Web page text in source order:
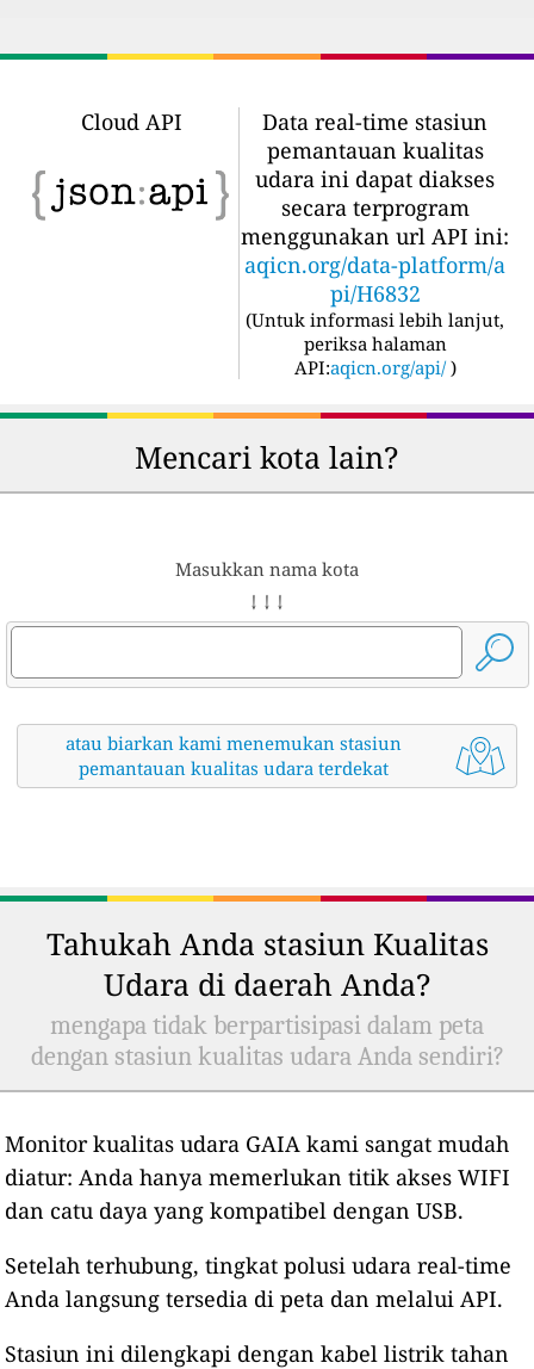
Cloud API
Data real-time stasiun
pemantauan kualitas
udara ini dapat diakses
secara terprogram
menggunakan url API ini:
aqicn.org/data-platform/a
pi/H6832
(Untuk informasi lebih lanjut,
periksa halaman
API:aqicn.org/api/ )
Mencari kota lain?
Masukkan nama kota
↓ ↓ ↓
atau biarkan kami menemukan stasiun
pemantauan kualitas udara terdekat
Tahukah Anda stasiun Kualitas
Udara di daerah Anda?
mengapa tidak berpartisipasi dalam peta
dengan stasiun kualitas udara Anda sendiri?
Monitor kualitas udara GAIA kami sangat mudah
diatur: Anda hanya memerlukan titik akses WIFI
dan catu daya yang kompatibel dengan USB.
Setelah terhubung, tingkat polusi udara real-time
Anda langsung tersedia di peta dan melalui API.
Stasiun ini dilengkapi dengan kabel listrik tahan